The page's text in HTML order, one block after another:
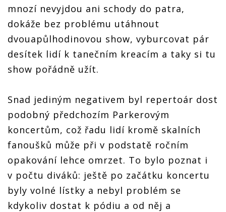
mnozí nevyjdou ani schody do patra,
dokáže bez problému utáhnout
dvouapůlhodinovou show, vyburcovat pár
desítek lidí k tanečním kreacím a taky si tu
show pořádně užít.
Snad jediným negativem byl repertoár dost
podobný předchozím Parkerovým
koncertům, což řadu lidí kromě skalních
fanoušků může při v podstatě ročním
opakování lehce omrzet. To bylo poznat i
v počtu diváků: ještě po začátku koncertu
byly volné lístky a nebyl problém se
kdykoliv dostat k pódiu a od něj a